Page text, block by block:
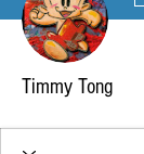
Timmy Tong